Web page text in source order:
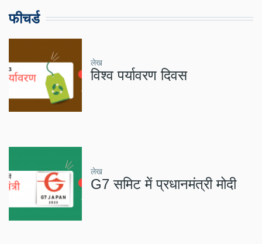
फीचर्ड
लेख
विश्व पर्यावरण दिवस
लेख
G7 समिट में प्रधानमंत्री मोदी